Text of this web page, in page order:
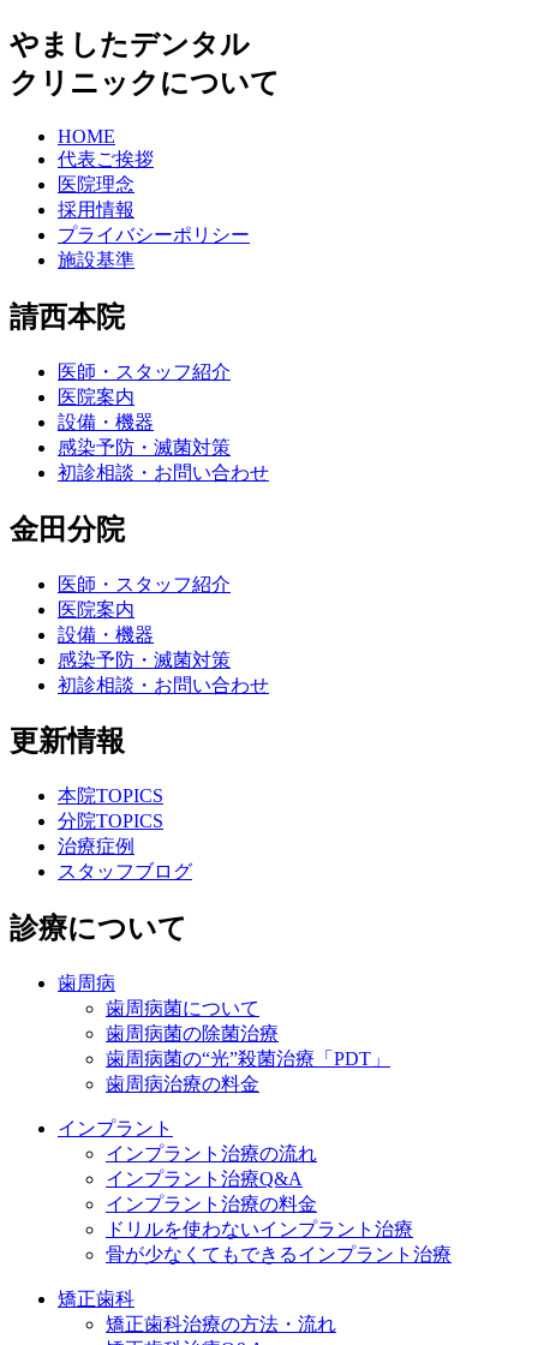
やましたデンタル
クリニックについて
HOME
代表ご挨拶
医院理念
採用情報
プライバシーポリシー
施設基準
請西本院
医師・スタッフ紹介
医院案内
設備・機器
感染予防・滅菌対策
初診相談・お問い合わせ
金田分院
医師・スタッフ紹介
医院案内
設備・機器
感染予防・滅菌対策
初診相談・お問い合わせ
更新情報
本院TOPICS
分院TOPICS
治療症例
スタッフブログ
診療について
歯周病
歯周病菌について
歯周病菌の除菌治療
歯周病菌の“光”殺菌治療「PDT」
歯周病治療の料金
インプラント
インプラント治療の流れ
インプラント治療Q&A
インプラント治療の料金
ドリルを使わないインプラント治療
骨が少なくてもできるインプラント治療
矯正歯科
矯正歯科治療の方法・流れ